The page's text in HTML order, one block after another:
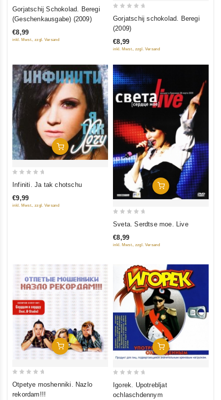
out
5
Gorjatschij Schokolad. Beregi
(Geschenkausgabe) (2009)
€8,99
inkl. Mwst., zzgl. Versand
out
5
Gorjatschij schokolad. Beregi
(2009)
€8,99
inkl. Mwst., zzgl. Versand
In Den Warenkorb
of
Infiniti. Ja tak chotschu
€9,99
inkl. Mwst., zzgl. Versand
In Den Warenkorb
of
Sveta. Serdtse moe. Live
€8,99
inkl. Mwst., zzgl. Versand
In Den Warenkorb
out
Otpetye moshenniki. Nazlo
rekordam!!!
In Den Warenkorb
out
Igorek. Upotrebljat
ochlaschdennym